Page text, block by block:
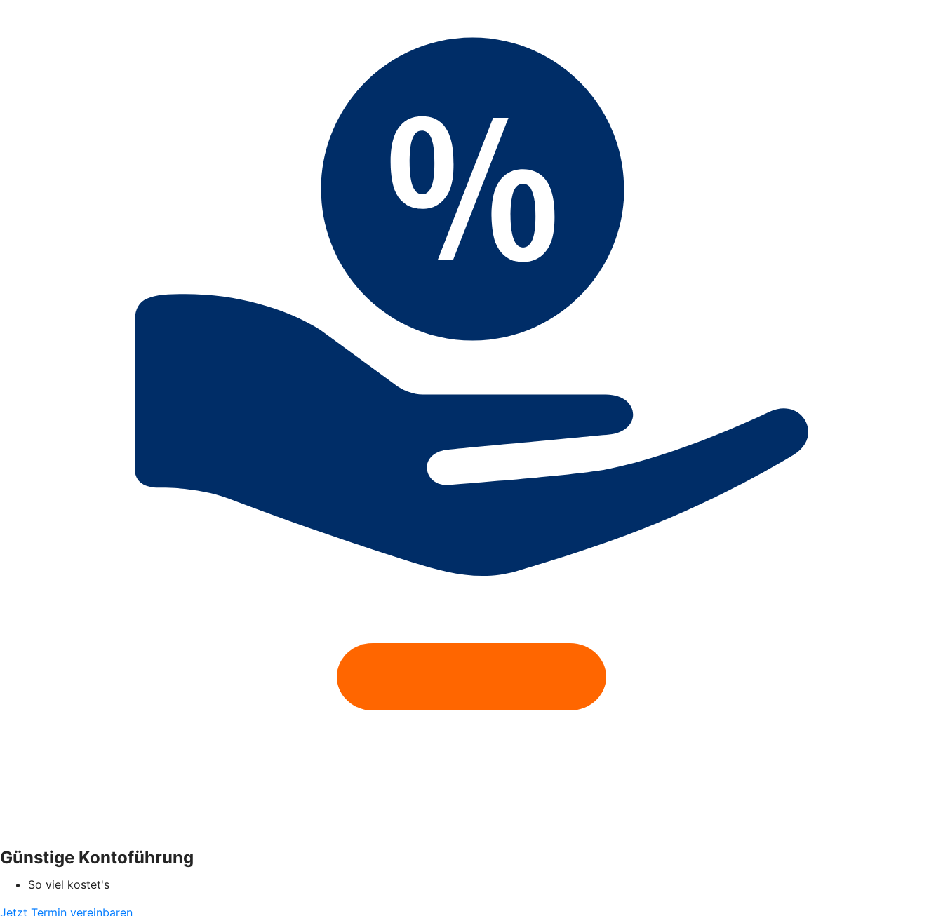
Günstige Kontoführung
So viel kostet's
Jetzt Termin vereinbaren